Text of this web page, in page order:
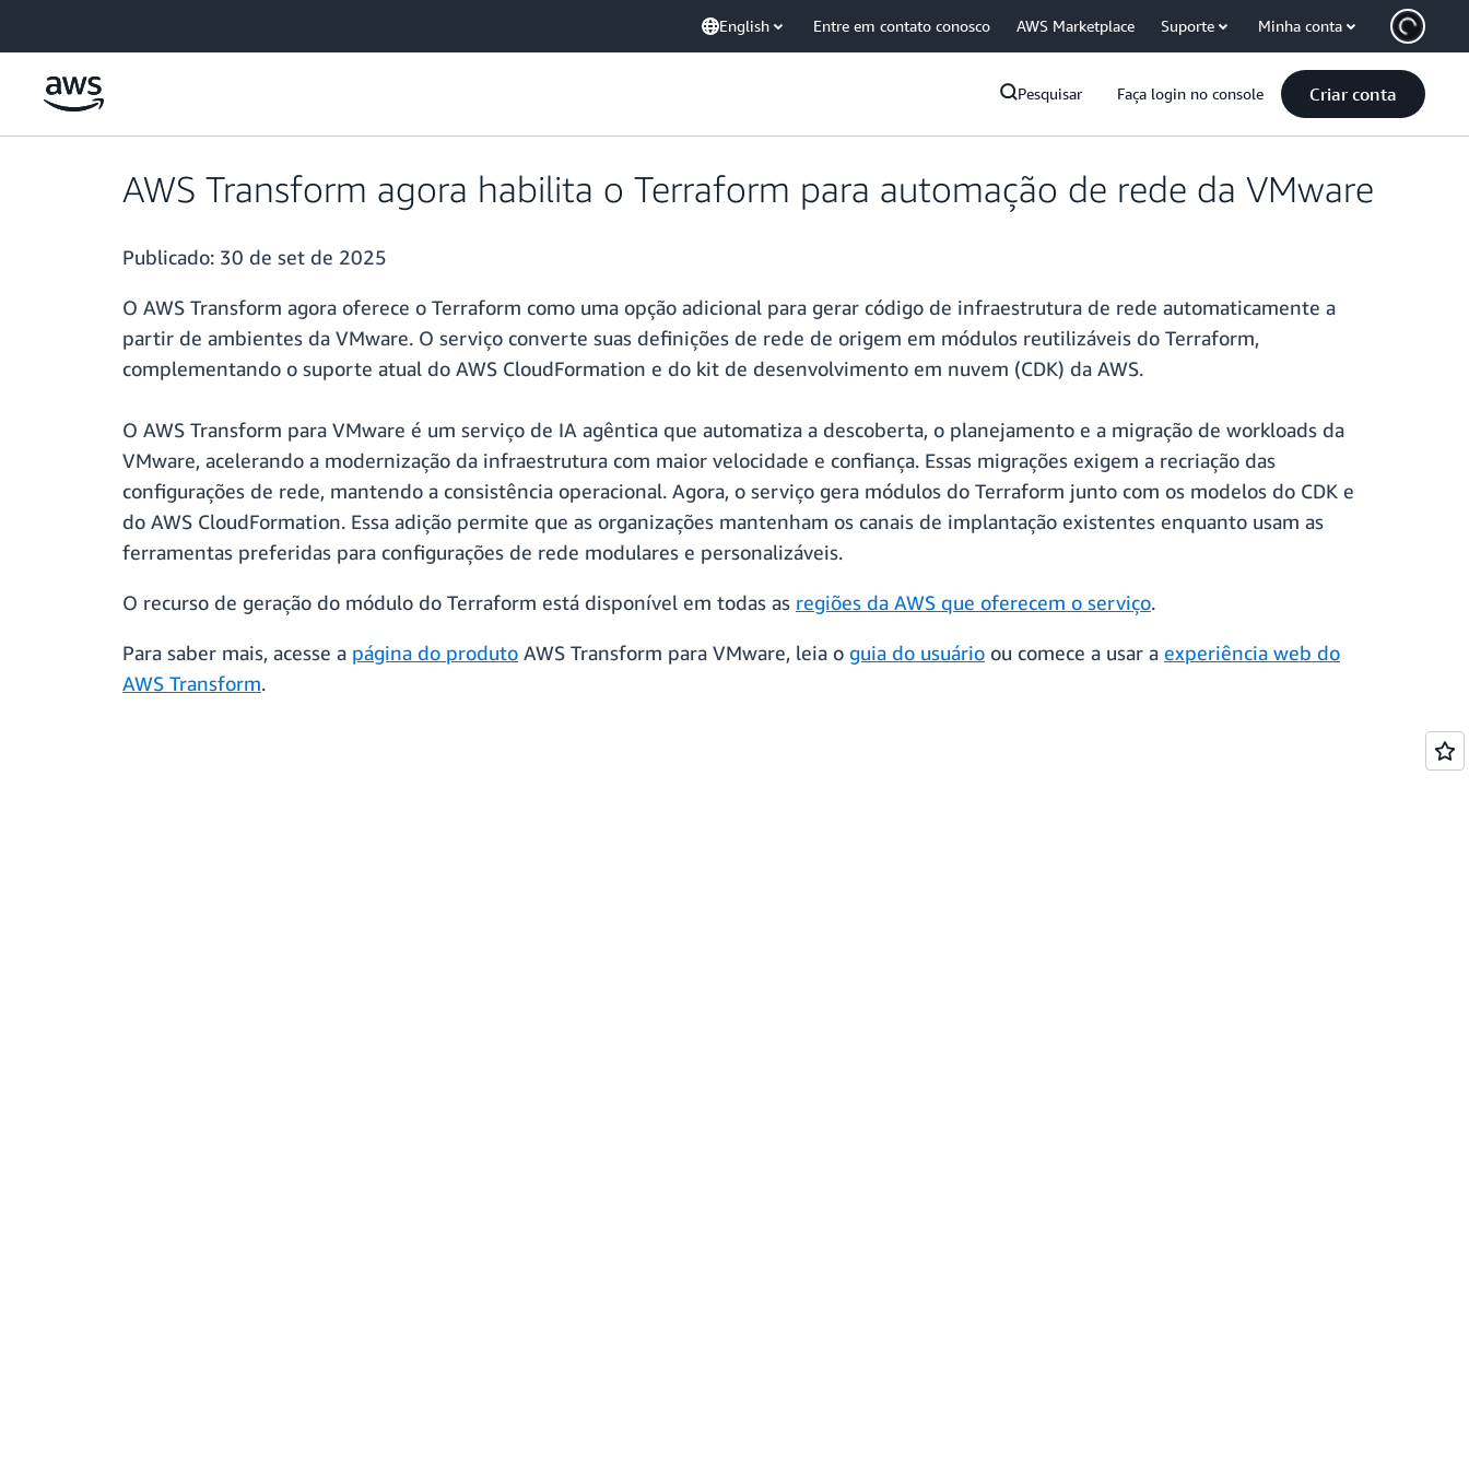
English Entre em contato conosco AWS Marketplace Suporte Minha conta
Pesquisar Faça login no console Criar conta
AWS Transform agora habilita o Terraform para automação de rede da VMware
Publicado: 30 de set de 2025
O AWS Transform agora oferece o Terraform como uma opção adicional para gerar código de infraestrutura de rede automaticamente a
partir de ambientes da VMware. O serviço converte suas definições de rede de origem em módulos reutilizáveis do Terraform,
complementando o suporte atual do AWS CloudFormation e do kit de desenvolvimento em nuvem (CDK) da AWS.
O AWS Transform para VMware é um serviço de IA agêntica que automatiza a descoberta, o planejamento e a migração de workloads da
VMware, acelerando a modernização da infraestrutura com maior velocidade e confiança. Essas migrações exigem a recriação das
configurações de rede, mantendo a consistência operacional. Agora, o serviço gera módulos do Terraform junto com os modelos do CDK e
do AWS CloudFormation. Essa adição permite que as organizações mantenham os canais de implantação existentes enquanto usam as
ferramentas preferidas para configurações de rede modulares e personalizáveis.
O recurso de geração do módulo do Terraform está disponível em todas as regiões da AWS que oferecem o serviço.
Para saber mais, acesse a página do produto AWS Transform para VMware, leia o guia do usuário ou comece a usar a experiência web do
AWS Transform.